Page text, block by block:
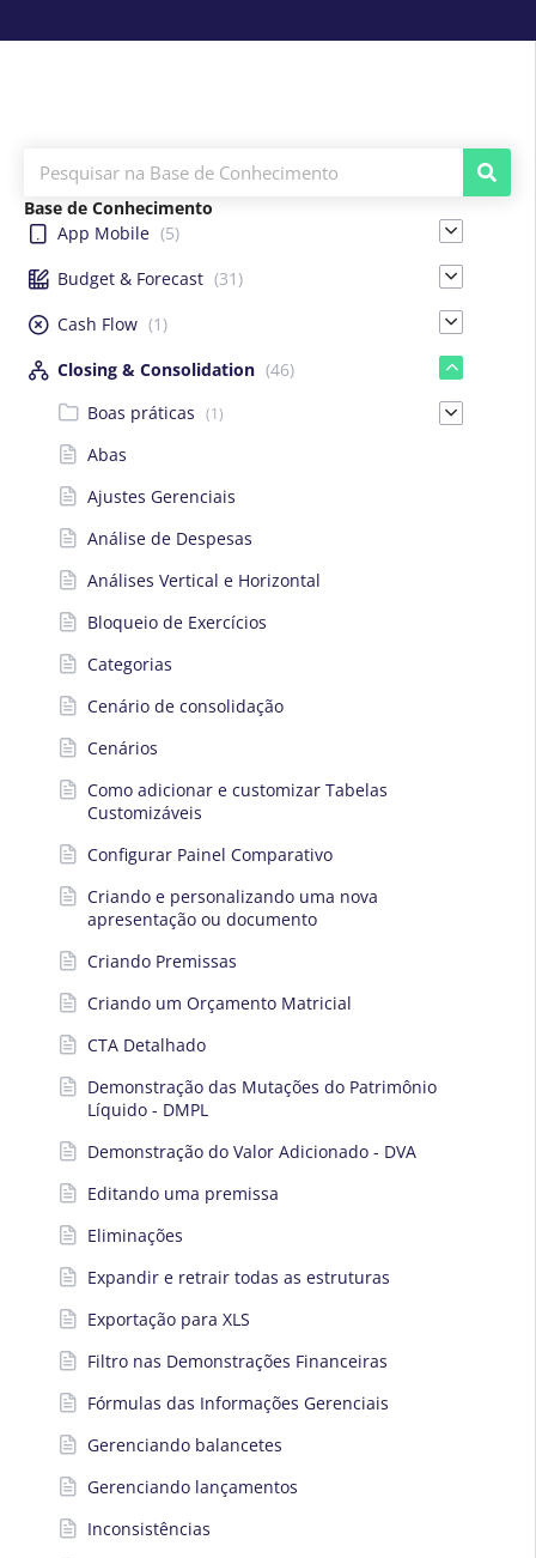
Base de Conhecimento
App Mobile (5)
Budget & Forecast (31)
Cash Flow (1)
Closing & Consolidation (46)
Boas práticas (1)
Abas
Ajustes Gerenciais
Análise de Despesas
Análises Vertical e Horizontal
Bloqueio de Exercícios
Categorias
Cenário de consolidação
Cenários
Como adicionar e customizar Tabelas
Customizáveis
Configurar Painel Comparativo
Criando e personalizando uma nova
apresentação ou documento
Criando Premissas
Criando um Orçamento Matricial
CTA Detalhado
Demonstração das Mutações do Patrimônio
Líquido - DMPL
Demonstração do Valor Adicionado - DVA
Editando uma premissa
Eliminações
Expandir e retrair todas as estruturas
Exportação para XLS
Filtro nas Demonstrações Financeiras
Fórmulas das Informações Gerenciais
Gerenciando balancetes
Gerenciando lançamentos
Inconsistências